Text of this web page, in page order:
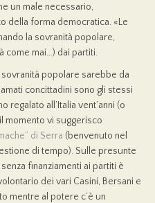
un male necessario,
dell­­­­­­a forma democratica. «Le
la sovranità popolare,
come mai…) dai partiti.
sovranità popolare sarebbe da
concittadini sono gli stessi
regalato all’Italia vent’anni (o
momento vi suggerisco
di Serra (benvenuto nel
di tempo). Sulle presunte
finanziamenti ai partiti è
dei vari Casini, Bersani e
mentre al potere c’è un